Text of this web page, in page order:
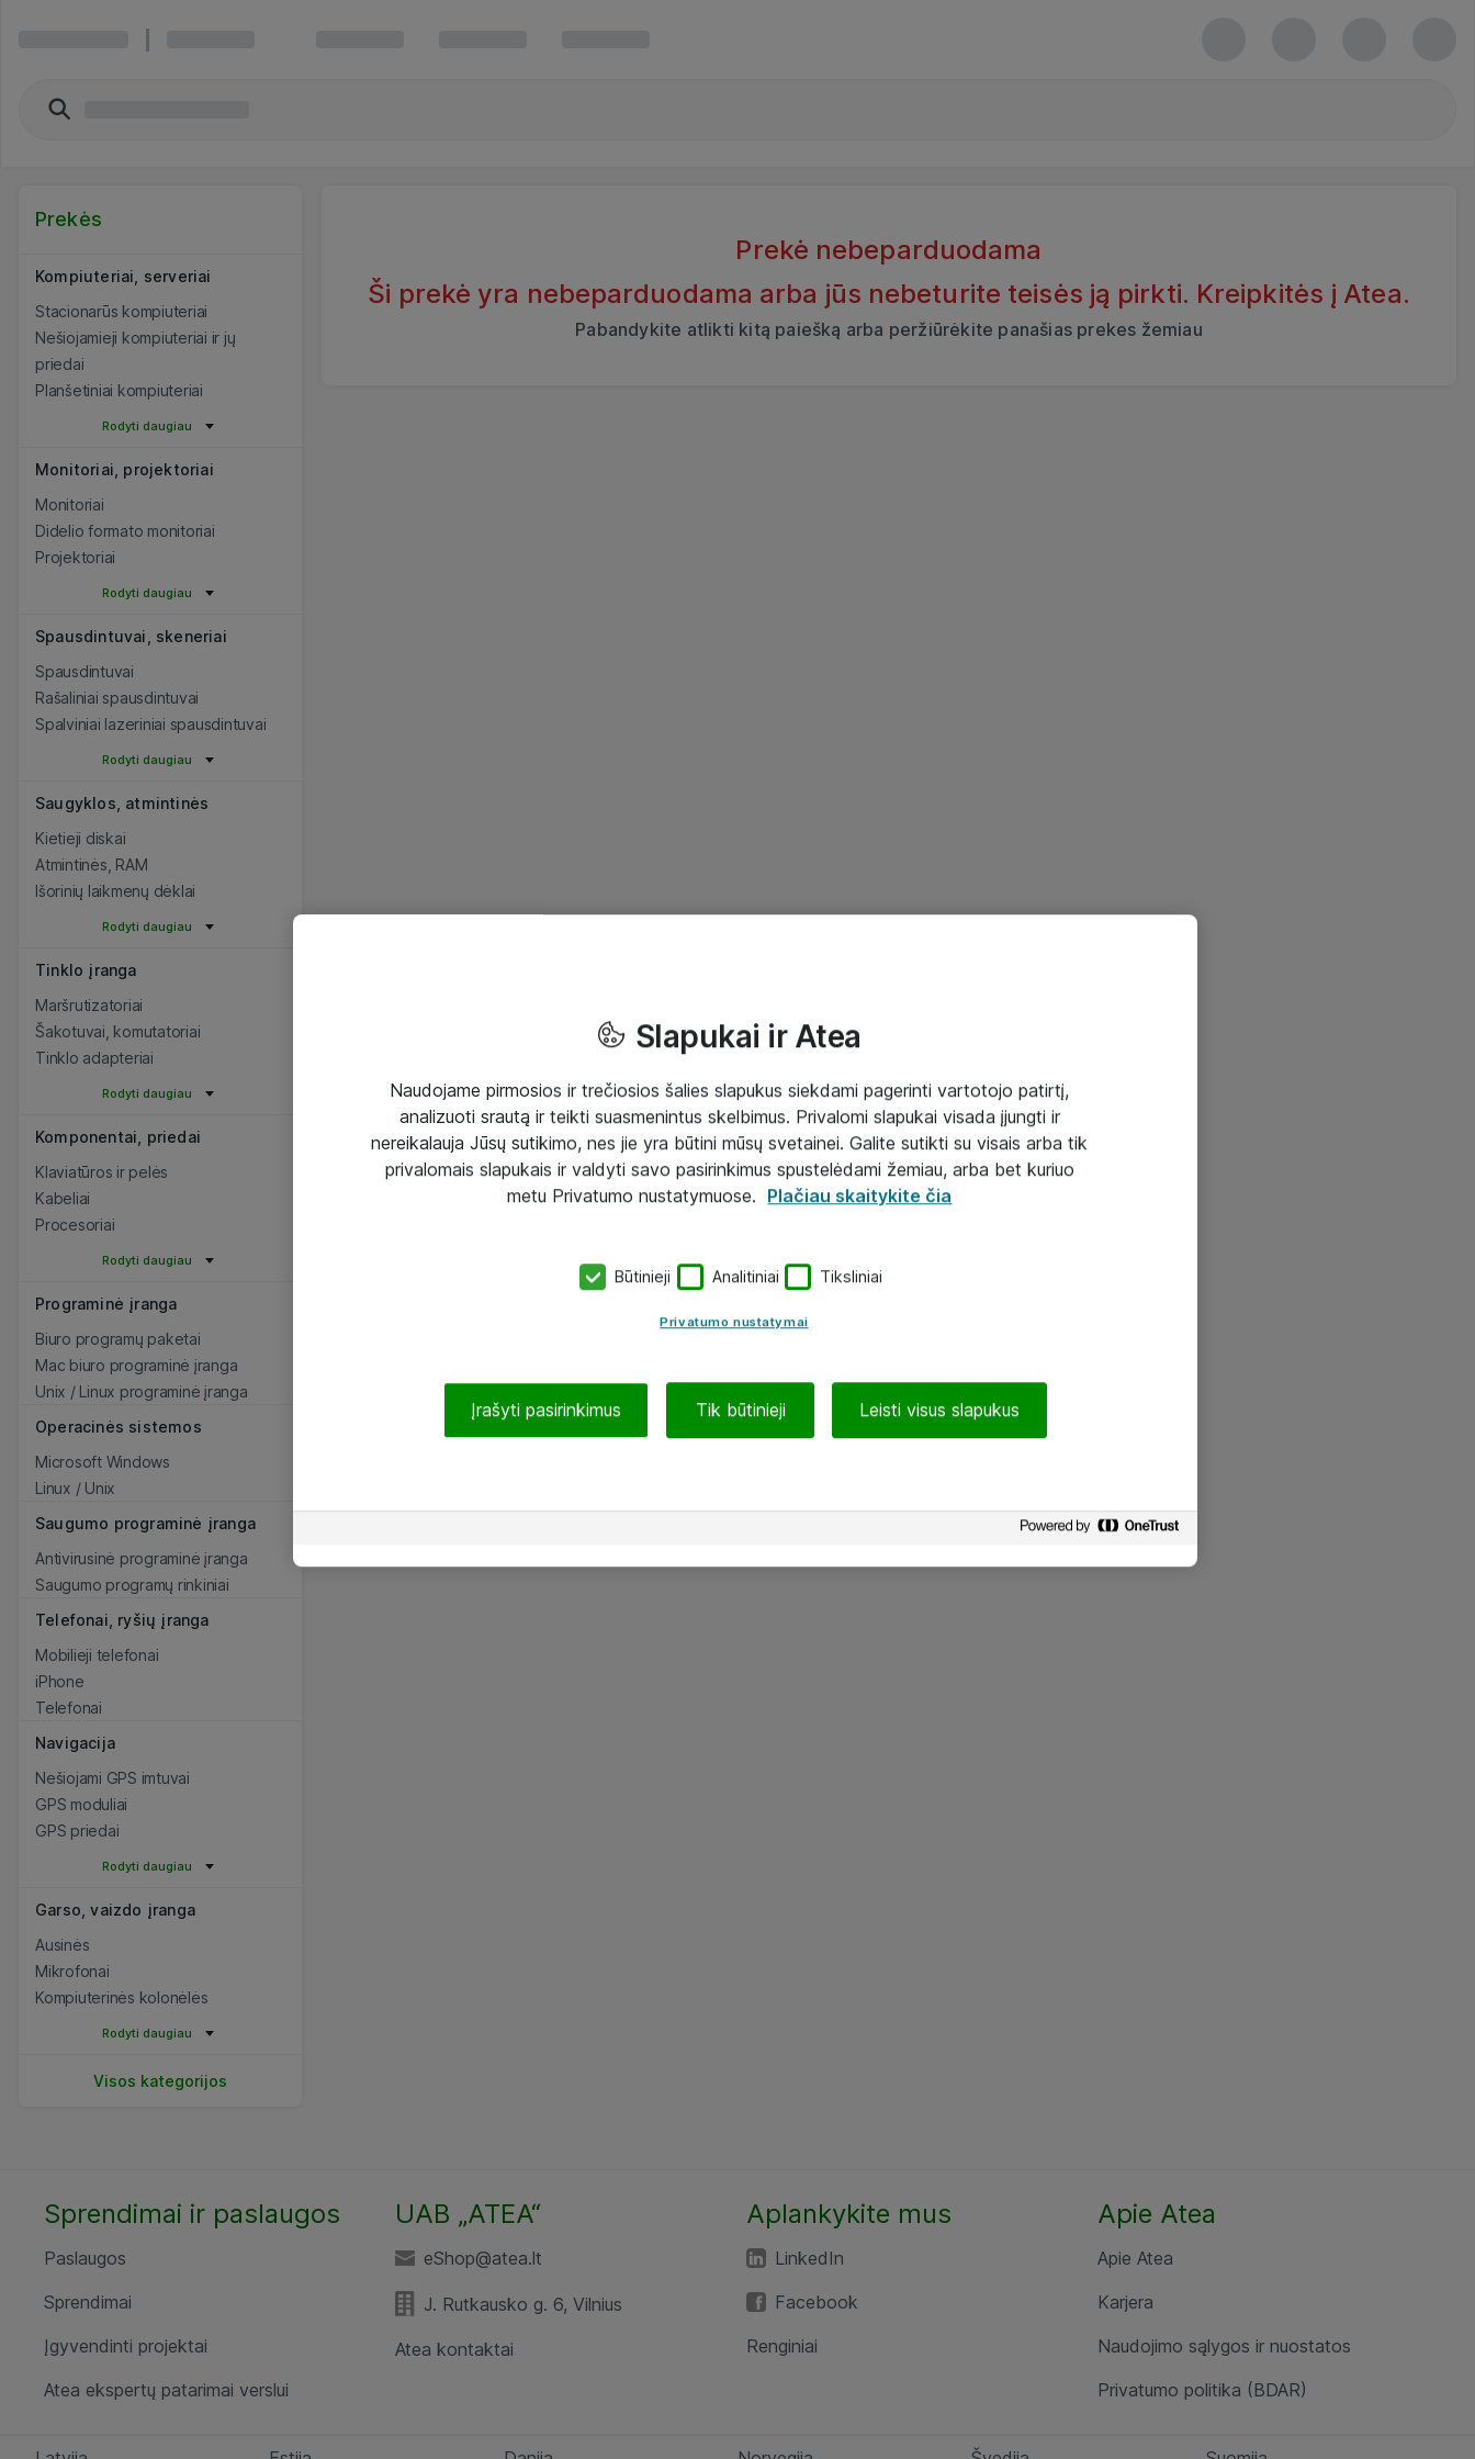
Prekės
Kompiuteriai, serveriai
Stacionarūs kompiuteriai
Nešiojamieji kompiuteriai ir jų
priedai
Planšetiniai kompiuteriai
Rodyti daugiau
Monitoriai, projektoriai
Monitoriai
Didelio formato monitoriai
Projektoriai
Rodyti daugiau
Spausdintuvai, skeneriai
Spausdintuvai
Rašaliniai spausdintuvai
Spalviniai lazeriniai spausdintuvai
Rodyti daugiau
Saugyklos, atmintinės
Kietieji diskai
Atmintinės, RAM
Išorinių laikmenų dėklai
Rodyti daugiau
Tinklo įranga
Maršrutizatoriai
Šakotuvai, komutatoriai
Tinklo adapteriai
Rodyti daugiau
Komponentai, priedai
Klaviatūros ir pelės
Kabeliai
Procesoriai
Rodyti daugiau
Programinė įranga
Biuro programų paketai
Mac biuro programinė įranga
Unix / Linux programinė įranga
Operacinės sistemos
Microsoft Windows
Linux / Unix
Saugumo programinė įranga
Antivirusinė programinė įranga
Saugumo programų rinkiniai
Telefonai, ryšių įranga
Mobilieji telefonai
iPhone
Telefonai
Navigacija
Nešiojami GPS imtuvai
GPS moduliai
GPS priedai
Rodyti daugiau
Garso, vaizdo įranga
Ausinės
Mikrofonai
Kompiuterinės kolonėlės
Rodyti daugiau
Visos kategorijos
Prekė nebeparduodama
Ši prekė yra nebeparduodama arba jūs nebeturite teisės ją pirkti. Kreipkitės į Atea.
Pabandykite atlikti kitą paiešką arba peržiūrėkite panašias prekes žemiau
Sprendimai ir paslaugos
Paslaugos
Sprendimai
Įgyvendinti projektai
Atea ekspertų patarimai verslui
UAB „ATEA“
eShop@atea.lt
J. Rutkausko g. 6, Vilnius
Atea kontaktai
Aplankykite mus
LinkedIn
Facebook
Renginiai
Apie Atea
Apie Atea
Karjera
Naudojimo sąlygos ir nuostatos
Privatumo politika (BDAR)
Slapukai ir Atea
Naudojame pirmosios ir trečiosios šalies slapukus siekdami pagerinti vartotojo patirtį,
analizuoti srautą ir teikti suasmenintus skelbimus. Privalomi slapukai visada įjungti ir
nereikalauja Jūsų sutikimo, nes jie yra būtini mūsų svetainei. Galite sutikti su visais arba tik
privalomais slapukais ir valdyti savo pasirinkimus spustelėdami žemiau, arba bet kuriuo
metu Privatumo nustatymuose. Plačiau skaitykite čia
Būtinieji Analitiniai Tiksliniai
Privatumo nustatymai
Įrašyti pasirinkimus Tik būtinieji Leisti visus slapukus